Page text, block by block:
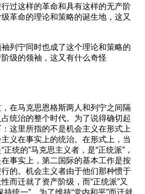
过这样的革命和具有这样的无产阶
革命的理论和策略的诞生地，这又
列宁同时也成了这个理论和策略的
级的领袖，这又有什么奇怪
在马克思恩格斯两人和列宁之间隔
统治的整个时代。为了说得确切起
这里所指的不是机会主义在形式上
义在事实上的统治。在形式上，当
统的”马克思主义者，是“正统派”，
事实上，第二国际的基本工作是按
的。机会主义者由于他们那种惯于
而迁就了资产阶级，而“正统派”又
持统一”、为了维持“党内和平”而迁就